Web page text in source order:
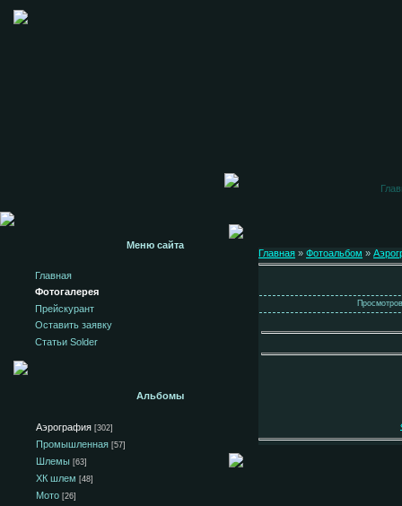
Меню сайта
Главная
Фотогалерея
Прейскурант
Оставить заявку
Статьи Solder
Альбомы
Аэрография [302]
Промышленная [57]
Шлемы [63]
ХК шлем [48]
Мото [26]
Главная » Фотоальбом »